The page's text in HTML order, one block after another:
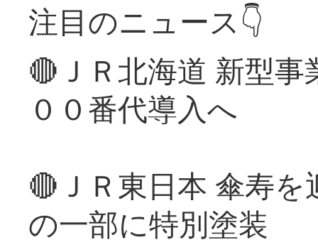
注目のニュース👇
🔴ＪＲ北海道 新型
００番代導入へ
🔴ＪＲ東日本 傘寿
の一部に特別塗装